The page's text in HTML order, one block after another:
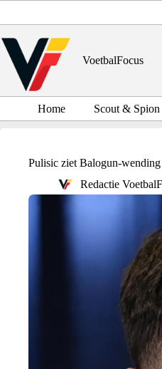
inhoud
VoetbalFocus
Home Scout & Spion
Pulisic ziet Balogun-
Redactie